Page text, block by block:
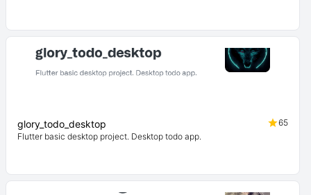
glory_todo_desktop
65
Flutter basic desktop project. Desktop todo app.